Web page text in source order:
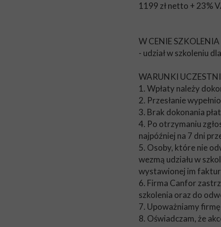
1199 zł netto + 23%
W CENIE SZKOLENIA
- udział w szkoleniu
WARUNKI
1. Wpłaty należy
2. Przesłanie
3. Brak dokonania
4. Po otrzymaniu
najpóźniej na 7 dni
5. Osoby, które nie
wezmą udziału w
wystawionej im
6. Firma Canfor
szkolenia oraz do
7. Upoważniamy
8. Oświadczam, że